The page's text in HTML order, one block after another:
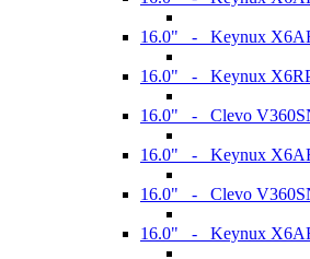
16.0" - Keynux
16.0" - Keynux
16.0" - Clevo
16.0" - Keynux
16.0" - Clevo
16.0" - Keynux